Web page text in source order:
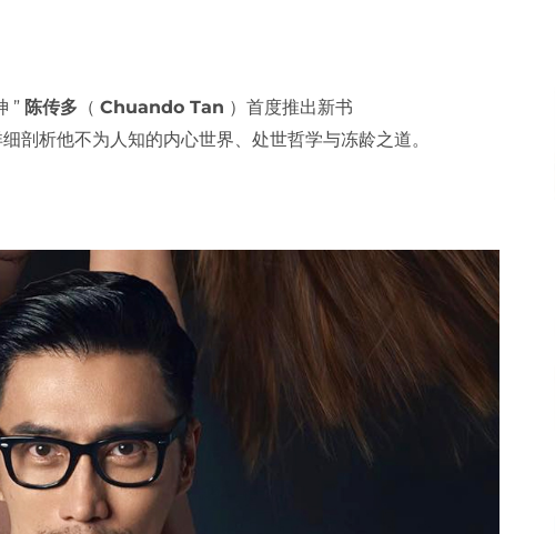
” 陈传多 （ Chuando Tan ）首度推出新书
剖析他不为人知的内心世界、处世哲学与冻龄之道。